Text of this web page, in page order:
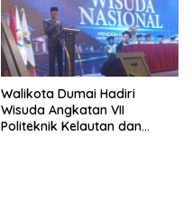
Walikota Dumai Hadiri
Wisuda Angkatan VII
Politeknik Kelautan dan